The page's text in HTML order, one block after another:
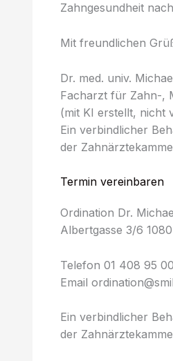
Zahngesundheit
Mit freundlichen
Dr. med. univ.
Facharzt für Zahn-,
(mit KI erstellt, nicht
Ein verbindlicher
der
Termin vereinbaren
Ordination Dr.
Albertgasse 3/6
Telefon 01 408 95
Email
Ein verbindlicher
der